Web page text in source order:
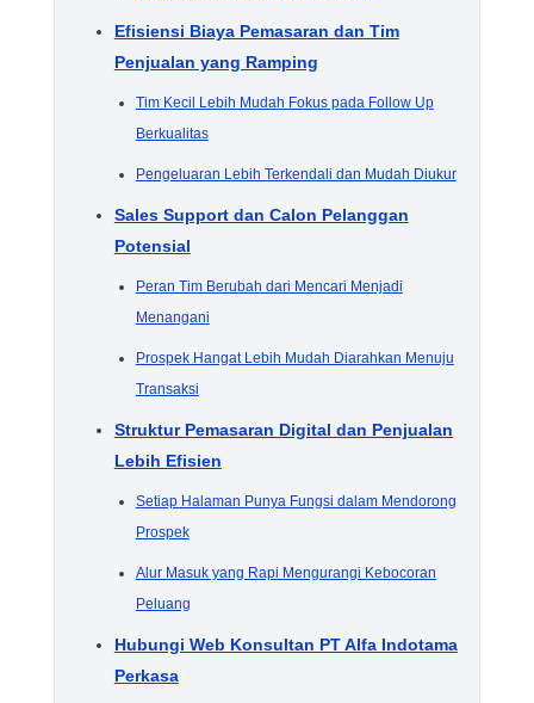
Efisiensi Biaya Pemasaran dan Tim
Penjualan yang Ramping
Tim Kecil Lebih Mudah Fokus pada Follow Up
Berkualitas
Pengeluaran Lebih Terkendali dan Mudah Diukur
Sales Support dan Calon Pelanggan
Potensial
Peran Tim Berubah dari Mencari Menjadi
Menangani
Prospek Hangat Lebih Mudah Diarahkan Menuju
Transaksi
Struktur Pemasaran Digital dan Penjualan
Lebih Efisien
Setiap Halaman Punya Fungsi dalam Mendorong
Prospek
Alur Masuk yang Rapi Mengurangi Kebocoran
Peluang
Hubungi Web Konsultan PT Alfa Indotama
Perkasa